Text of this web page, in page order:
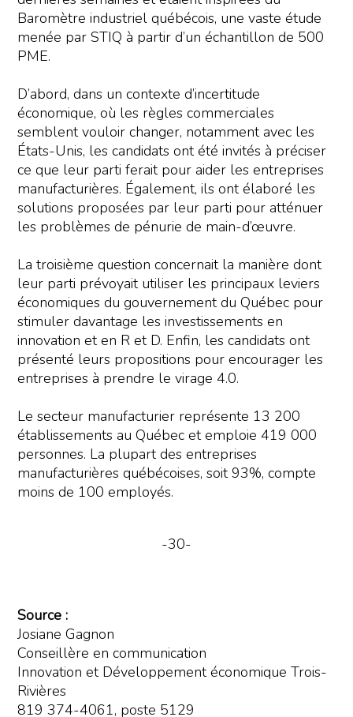
Baromètre industriel québécois, une vaste étude
menée par STIQ à partir d’un échantillon de 500
PME.
D’abord, dans un contexte d’incertitude
économique, où les règles commerciales
semblent vouloir changer, notamment avec les
États-Unis, les candidats ont été invités à préciser
ce que leur parti ferait pour aider les entreprises
manufacturières. Également, ils ont élaboré les
solutions proposées par leur parti pour atténuer
les problèmes de pénurie de main-d’œuvre.
La troisième question concernait la manière dont
leur parti prévoyait utiliser les principaux leviers
économiques du gouvernement du Québec pour
stimuler davantage les investissements en
innovation et en R et D. Enfin, les candidats ont
présenté leurs propositions pour encourager les
entreprises à prendre le virage 4.0.
Le secteur manufacturier représente 13 200
établissements au Québec et emploie 419 000
personnes. La plupart des entreprises
manufacturières québécoises, soit 93%, compte
moins de 100 employés.
-30-
Source :
Josiane Gagnon
Conseillère en communication
Innovation et Développement économique Trois-
Rivières
819 374-4061, poste 5129